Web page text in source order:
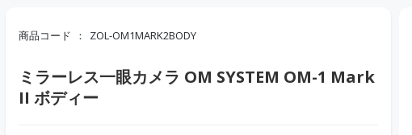
商品コード ZOL-OM1MARK2BODY
ミラーレス一眼カメラ OM SYSTEM OM-1 Mark
II ボディー